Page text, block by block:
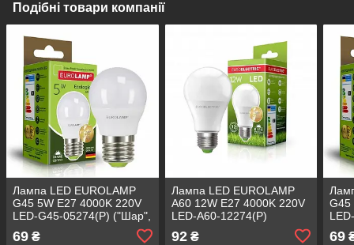
Подібні товари компанії
Лампа LED EUROLAMP
G45 5W E27 4000K 220V
LED-G45-05274(P) ("Шар",
69 ₴
Лампа LED EUROLAMP
А60 12W E27 4000K 220V
LED-A60-12274(P)
92₴
G45
69